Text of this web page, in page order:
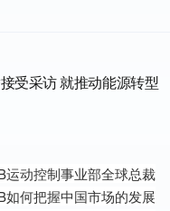
认证合作
受采访 就推动能源转型
动控制事业部全球总裁
如何把握中国市场的发展